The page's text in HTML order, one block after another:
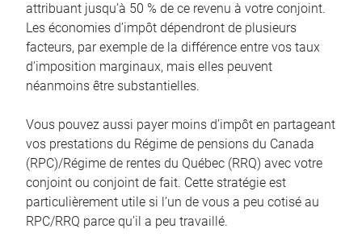
attribuant jusqu’à 50 % de ce revenu à votre conjoint.
Les économies d’impôt dépendront de plusieurs
facteurs, par exemple de la différence entre vos taux
d’imposition marginaux, mais elles peuvent
néanmoins être substantielles.
Vous pouvez aussi payer moins d’impôt en partageant
vos prestations du Régime de pensions du Canada
(RPC)/Régime de rentes du Québec (RRQ) avec votre
conjoint ou conjoint de fait. Cette stratégie est
particulièrement utile si l’un de vous a peu cotisé au
RPC/RRQ parce qu’il a peu travaillé.